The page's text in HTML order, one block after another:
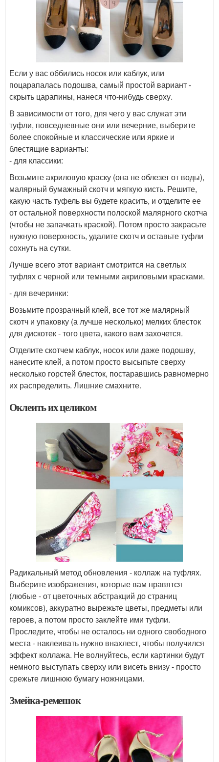
Если у вас оббились носок или каблук, или
поцарапалась подошва, самый простой вариант -
скрыть царапины, нанеся что-нибудь сверху.
В зависимости от того, для чего у вас служат эти
туфли, повседневные они или вечерние, выберите
более спокойные и классические или яркие и
блестящие варианты:
- для классики:
Возьмите акриловую краску (она не облезет от воды),
малярный бумажный скотч и мягкую кисть. Решите,
какую часть туфель вы будете красить, и отделите ее
от остальной поверхности полоской малярного скотча
(чтобы не запачкать краской). Потом просто закрасьте
нужную поверхность, удалите скотч и оставьте туфли
сохнуть на сутки.
Лучше всего этот вариант смотрится на светлых
туфлях с черной или темными акриловыми красками.
- для вечеринки:
Возьмите прозрачный клей, все тот же малярный
скотч и упаковку (а лучше несколько) мелких блесток
для дискотек - того цвета, какого вам захочется.
Отделите скотчем каблук, носок или даже подошву,
нанесите клей, а потом просто высыпьте сверху
несколько горстей блесток, постаравшись равномерно
их распределить. Лишние смахните.
Оклеить их целиком
Радикальный метод обновления - коллаж на туфлях.
Выберите изображения, которые вам нравятся
(любые - от цветочных абстракций до страниц
комиксов), аккуратно вырежьте цветы, предметы или
героев, а потом просто заклейте ими туфли.
Проследите, чтобы не осталось ни одного свободного
места - наклеивать нужно внахлест, чтобы получился
эффект коллажа. Не волнуйтесь, если картинки будут
немного выступать сверху или висеть внизу - просто
срежьте лишнюю бумагу ножницами.
Змейка-ремешок